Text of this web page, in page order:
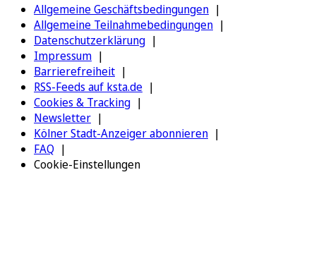
Allgemeine Geschäftsbedingungen
Allgemeine Teilnahmebedingungen
Datenschutzerklärung
Impressum
Barrierefreiheit
RSS-Feeds auf ksta.de
Cookies & Tracking
Newsletter
Kölner Stadt-Anzeiger abonnieren
FAQ
Cookie-Einstellungen